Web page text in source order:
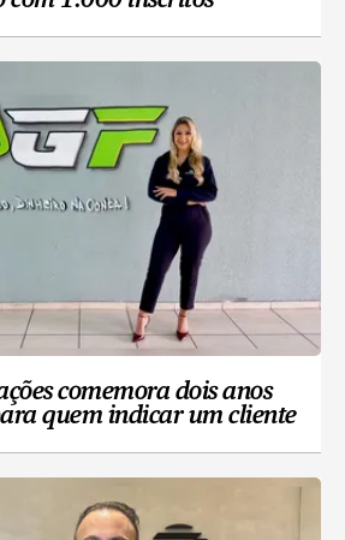
comemora dois anos
quem indicar um cliente